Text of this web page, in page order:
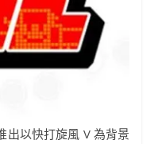
出以快打旋風 V 為背景